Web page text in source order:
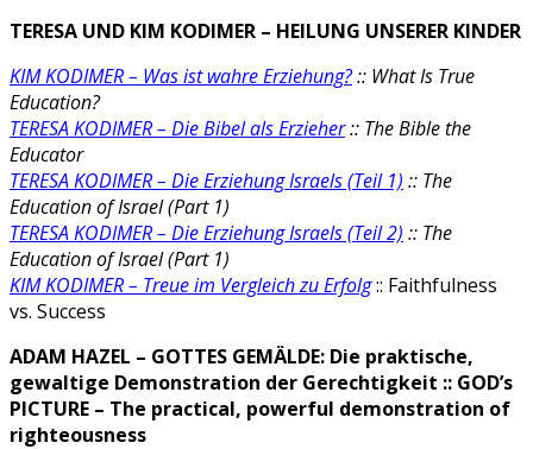
TERESA UND KIM KODIMER – HEILUNG UNSERER KINDER
KIM KODIMER – Was ist wahre Erziehung?:: What Is True
Education?
TERESA KODIMER – Die Bibel als Erzieher:: The Bible the
Educator
TERESA KODIMER – Die Erziehung Israels (Teil 1) :: The
Education of Israel (Part 1)
TERESA KODIMER – Die Erziehung Israels (Teil 2) :: The
Education of Israel (Part 1)
KIM KODIMER – Treue im Vergleich zu Erfolg:: Faithfulness
vs. Success
ADAM HAZEL – GOTTES GEMÄLDE: Die praktische,
gewaltige Demonstration der Gerechtigkeit :: GOD’s
PICTURE – The practical, powerful demonstration of
righteousness